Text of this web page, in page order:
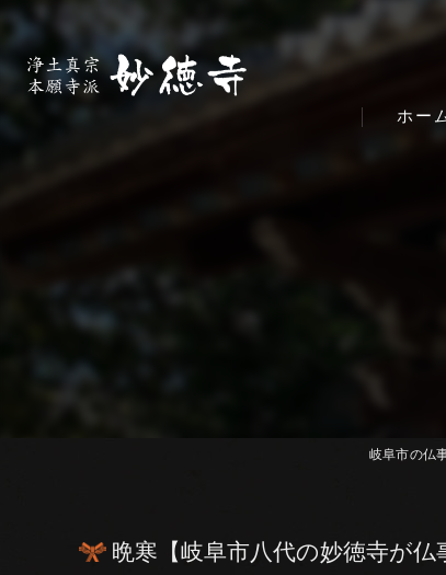
ホー
岐阜市の仏
晩寒【岐阜市八代の妙徳寺が仏